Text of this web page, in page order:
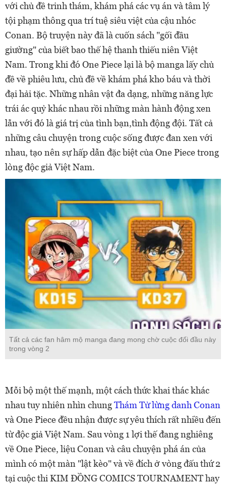
với chủ đề trinh thám, khám phá các vụ án và tâm lý
tội phạm thông qua trí tuệ siêu việt của cậu nhóc
Conan. Bộ truyện này đã là cuốn sách "gối đầu
giường" của biết bao thế hệ thanh thiếu niên Việt
Nam. Trong khi đó One Piece lại là bộ manga lấy chủ
đề về phiêu lưu, chủ đề về khám phá kho báu và thời
đại hải tặc. Những nhân vật đa dạng, những năng lực
trái ác quỷ khác nhau rồi những màn hành động xen
lẫn với đó là giá trị của tình bạn,tình động đội. Tất cả
những câu chuyện trong cuộc sống được đan xen với
nhau, tạo nên sự hấp dẫn đặc biệt của One Piece trong
lòng độc giả Việt Nam.
Tất cả các fan hâm mộ manga đang mong chờ cuộc đối đầu này
trong vòng 2
Mỗi bộ một thế mạnh, một cách thức khai thác khác
nhau tuy nhiên nhìn chungThám Tử lừng danh Conan
và One Piece đều nhận được sự yêu thích rất nhiều đến
từ độc giả Việt Nam. Sau vòng 1 lợi thế đang nghiêng
về One Piece, liệu Conan và câu chuyện phá án của
mình có một màn "lật kèo" và về đích ở vòng đấu thứ 2
tại cuộc thi KIM ĐỒNG COMICS TOURNAMENT hay